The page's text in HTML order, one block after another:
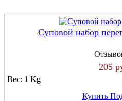
Суповой набор
205
Вес: 1 Kg
Купить